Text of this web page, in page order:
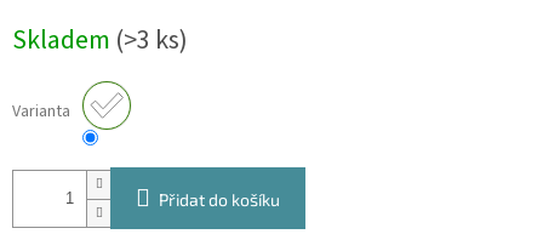
cena:
Skladem (>3 ks)
Varianta
Přidat do košíku